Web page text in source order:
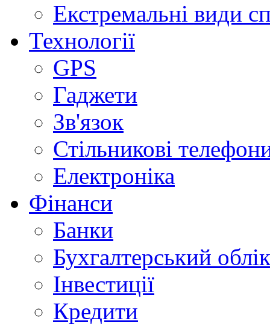
Екстремальні види
Технології
GPS
Гаджети
Зв'язок
Стільникові
Електроніка
Фінанси
Банки
Бухгалтерський облік
Інвестиції
Кредити